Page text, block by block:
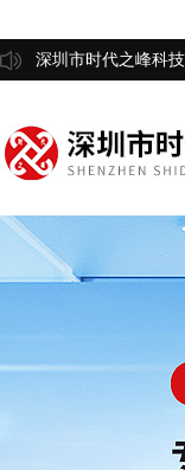
深圳市时代之峰科